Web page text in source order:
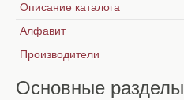
Описание каталога
Алфавит
Производители
Основные разделы